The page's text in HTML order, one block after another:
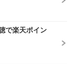
で楽天ポイン